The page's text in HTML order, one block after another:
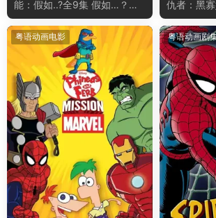
能：假如..?全9集 假如…？粤
语版
仇者：黑
联盟机密
者粤语版
粤语动画电影 粤语动画剧